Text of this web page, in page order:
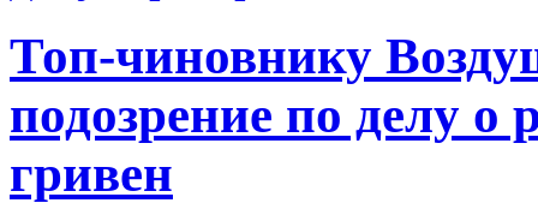
Топ-чиновнику
подозрение по делу о
гривен